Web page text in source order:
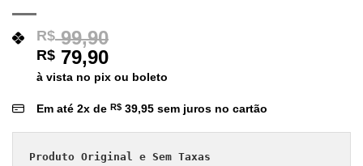
R$99,90
R$ 79,90
à vista no pix ou boleto
Em até 2x de R$ 39,95 sem juros no cartão
Produto Original e Sem Taxas